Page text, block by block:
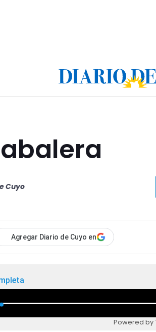
Cuyo
Agregar Diario de Cuyo en
Powered by